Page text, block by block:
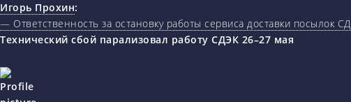
Игорь Прохин:
— Ответственность за остановку работы сервиса доставки посылок
Технический сбой парализовал работу СДЭК 26–27 мая